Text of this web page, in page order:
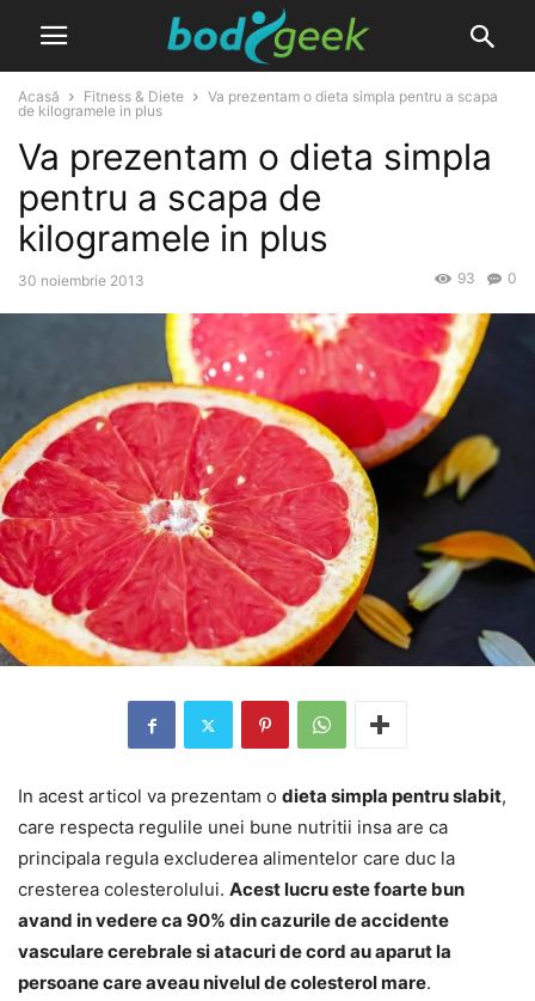
Acasă Fitness & Diete
Va prezentam o dieta simpla pentru a scapa
de kilogramele in plus
Va prezentam o dieta simpla
pentru a scapa de
kilogramele in plus
30 noiembrie 2013 0
93
In acest articol va prezentam o dieta simpla pentru slabit,
care respecta regulile unei bune nutritii insa are ca
principala regula excluderea alimentelor care duc la
cresterea colesterolului. Acest lucru este foarte bun
avand in vedere ca 90% din cazurile de accidente
vasculare cerebrale si atacuri de cord au aparut la
persoane care aveau nivelul de colesterol mare.